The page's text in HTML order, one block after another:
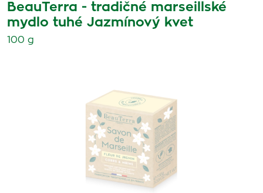
BeauTerra - tradičné marseillské
mydlo tuhé Jazmínový kvet
100 g